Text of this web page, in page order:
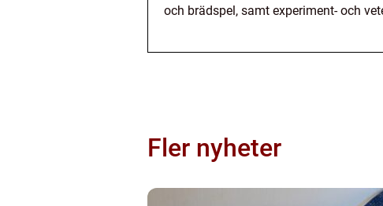
och brädspel, samt experiment- och
Fler nyheter